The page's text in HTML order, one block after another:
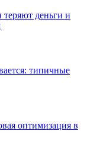
теряют деньги и
типичные
оптимизация в